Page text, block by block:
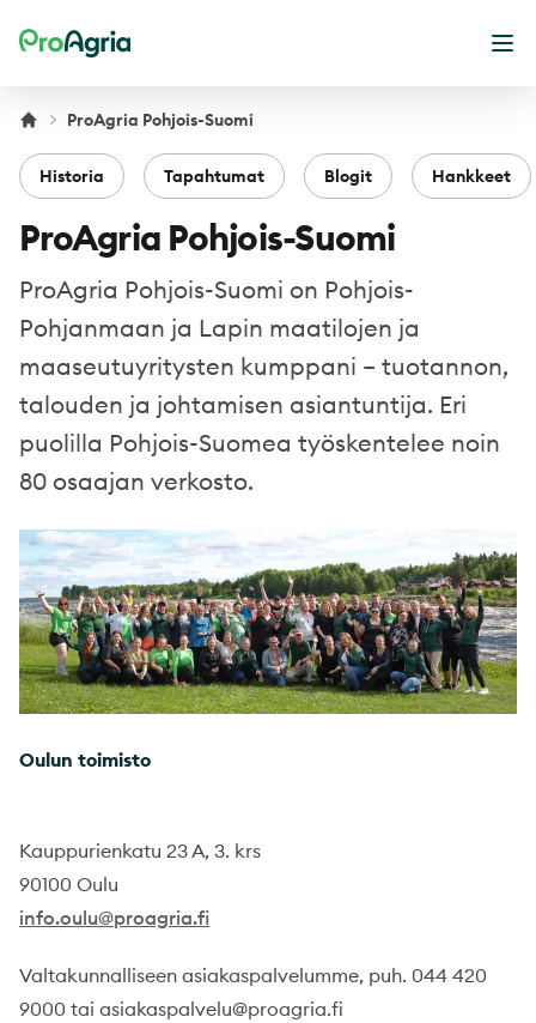
ProAgria
ProAgria Pohjois-Suomi
Historia Tapahtumat Blogit Hankkeet
ProAgria Pohjois-Suomi
ProAgria Pohjois-Suomi on Pohjois-
Pohjanmaan ja Lapin maatilojen ja
maaseutuyritysten kumppani – tuotannon,
talouden ja johtamisen asiantuntija. Eri
puolilla Pohjois-Suomea työskentelee noin
80 osaajan verkosto.
Oulun toimisto
Kauppurienkatu 23 A, 3. krs
90100 Oulu
info.oulu@proagria.fi
Valtakunnalliseen asiakaspalvelumme, puh. 044 420
9000 tai asiakaspalvelu@proagria.fi